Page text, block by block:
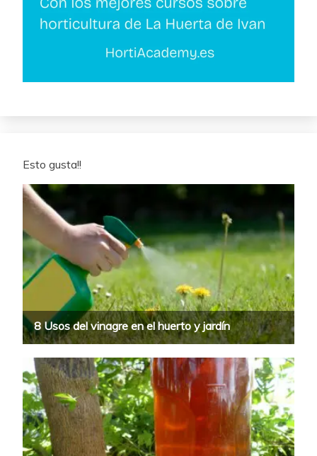
Esto gusta!!